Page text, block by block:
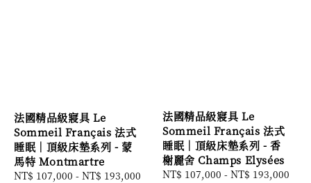
法國精品級寢具 Le
Sommeil Français 法式
睡眠｜頂級床墊系列 - 蒙
馬特 Montmartre
Regular
NT$ 107,000 - NT$ 193,000
法國精品級寢具 Le
Sommeil Français 法式
睡眠｜頂級床墊系列 - 香
榭麗舍 Champs Elysées
Regular
NT$ 107,000 - NT$ 193,000